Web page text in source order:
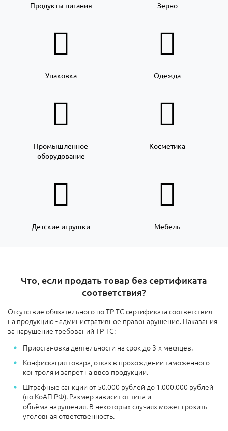
Продукты питания Зерно
Упаковка Одежда
Промышленное
оборудование
Косметика
Детские игрушки Мебель
Что, если продать товар без сертификата
соответствия?
Отсутствие обязательного по ТР ТС сертификата соответствия
на продукцию - административное правонарушение. Наказания
за нарушение требований ТР ТС:
Приостановка деятельности на срок до 3-х месяцев.
Конфискация товара, отказ в прохождении таможенного
контроля и запрет на ввоз продукции.
Штрафные санкции от 50.000 рублей до 1.000.000 рублей
(по КоАП РФ). Размер зависит от типа и
объёма нарушения. В некоторых случаях может грозить
уголовная ответственность.